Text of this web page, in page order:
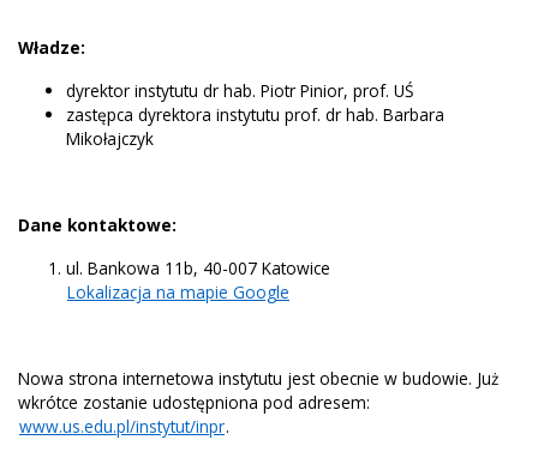
Władze:
dyrektor instytutu dr hab. Piotr Pinior, prof. UŚ
zastępca dyrektora instytutu prof. dr hab. Barbara
Mikołajczyk
Dane kontaktowe:
ul. Bankowa 11b, 40-007 Katowice
Lokalizacja na mapie Google
Nowa strona internetowa instytutu jest obecnie w budowie. Już
wkrótce zostanie udostępniona pod adresem:
www.us.edu.pl/instytut/inpr.